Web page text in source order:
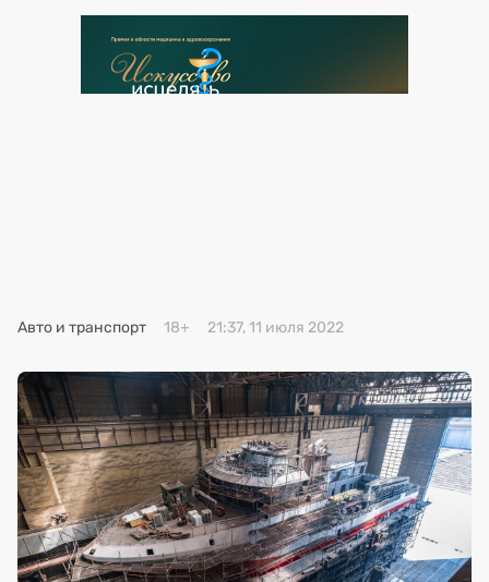
BORЩ
Искусство исцелять
Авто и транспорт 18+ 21:37, 11 июля 2022